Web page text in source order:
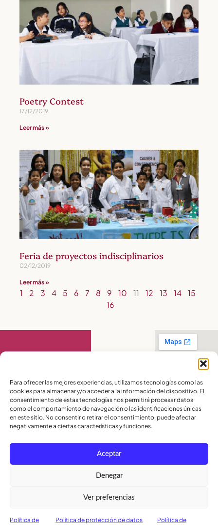
Para ofrecer las mejores experiencias, utilizamos tecnologías como las
cookies para almacenar y/o acceder a la información del dispositivo. El
consentimiento de estas tecnologías nos permitirá procesar datos
como el comportamiento de navegación o las identificaciones únicas
en este sitio. No consentir o retirar el consentimiento, puede afectar
negativamente a ciertas características y funciones.
Aceptar
Denegar
Ver preferencias
Política de Política de protección de datos Política de
Poetry Contest
17/12/2019
Leer más »
Feria de proyectos indisciplinarios
02/12/2019
Leer más »
1 2 3 4 5 6 7 8 9 10 11 12 13 14
15
16
Cookies
Contáctanos
PBX:(04) 372 5220
Celular:099 016
2715
Celular:098 580
2370
admisiones@lamoderna.edu.ec
Km 2,5 Vía a
Samborondón.